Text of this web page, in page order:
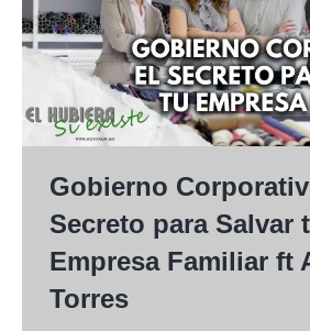
Gobierno
Secreto para Salvar
Empresa Familiar ft
Torres